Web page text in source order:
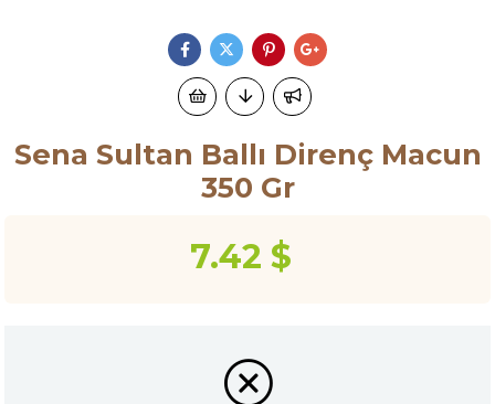
Sena Sultan Ballı Direnç Macun
350 Gr
7.42 $